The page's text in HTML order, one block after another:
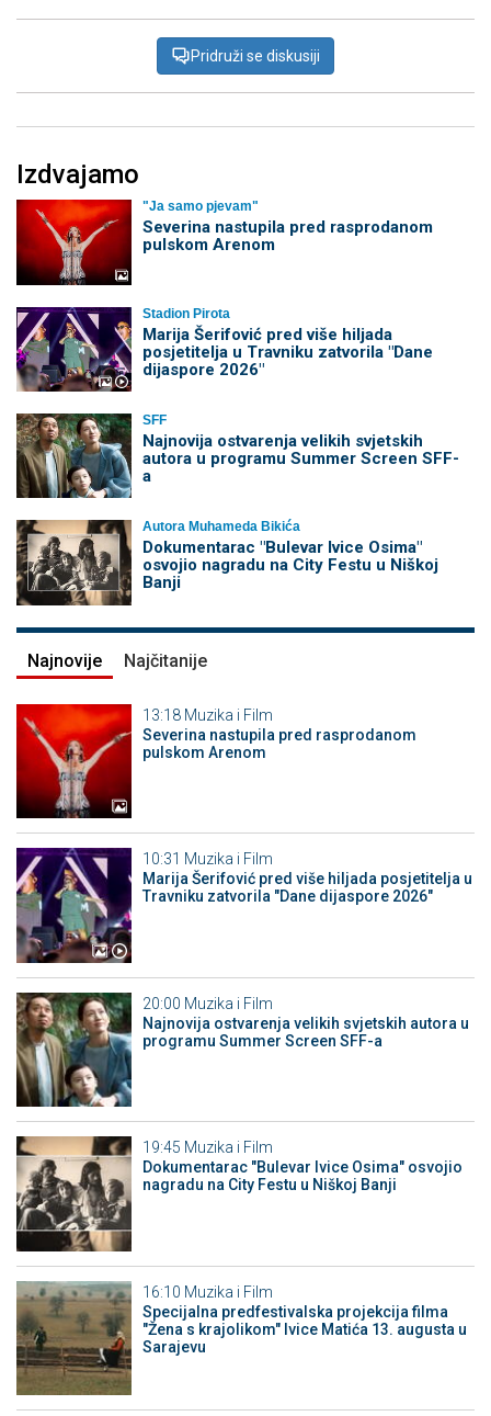
Pridruži se diskusiji
Izdvajamo
"Ja samo pjevam"
Severina nastupila pred rasprodanom
pulskom Arenom
Stadion Pirota
Marija Šerifović pred više hiljada
posjetitelja u Travniku zatvorila "Dane
dijaspore 2026"
SFF
Najnovija ostvarenja velikih svjetskih
autora u programu Summer Screen SFF-
a
Autora Muhameda Bikića
Dokumentarac "Bulevar Ivice Osima"
osvojio nagradu na City Festu u Niškoj
Banji
Najnovije Najčitanije
13:18 Muzika i Film
Severina nastupila pred rasprodanom
pulskom Arenom
10:31 Muzika i Film
Marija Šerifović pred više hiljada posjetitelja u
Travniku zatvorila "Dane dijaspore 2026"
20:00 Muzika i Film
Najnovija ostvarenja velikih svjetskih autora u
programu Summer Screen SFF-a
19:45 Muzika i Film
Dokumentarac "Bulevar Ivice Osima" osvojio
nagradu na City Festu u Niškoj Banji
16:10 Muzika i Film
Specijalna predfestivalska projekcija filma
"Žena s krajolikom" Ivice Matića 13. augusta u
Sarajevu